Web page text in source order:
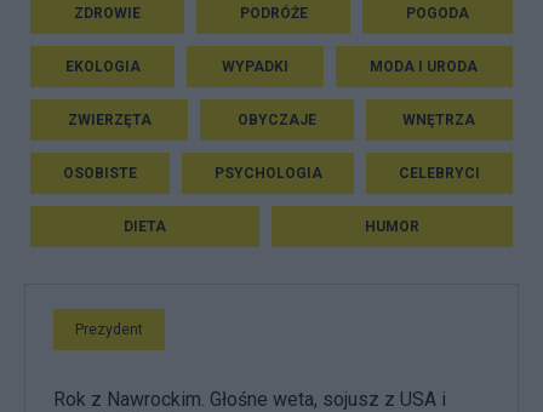
ZDROWIE PODRÓŻE POGODA
EKOLOGIA WYPADKI MODA I URODA
ZWIERZĘTA OBYCZAJE WNĘTRZA
OSOBISTE PSYCHOLOGIA CELEBRYCI
DIETA HUMOR
Prezydent
Rok z Nawrockim. Głośne weta, sojusz z USA i